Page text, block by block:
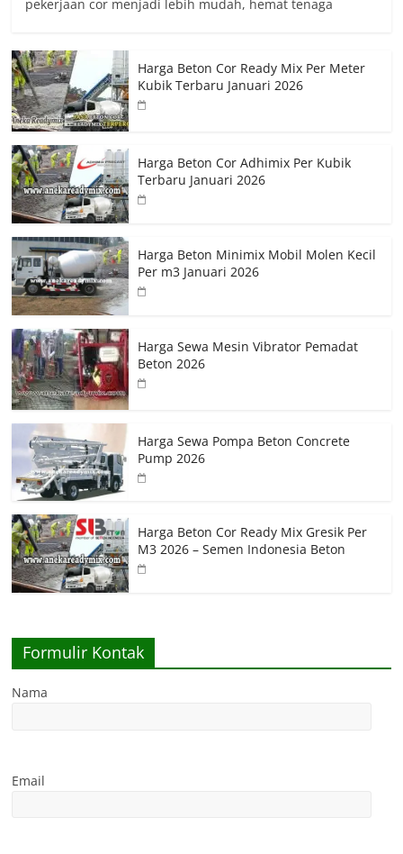
pekerjaan cor menjadi lebih mudah, hemat tenaga
Harga Beton Cor Ready Mix Per Meter
Kubik Terbaru Januari 2026
Harga Beton Cor Adhimix Per Kubik
Terbaru Januari 2026
Harga Beton Minimix Mobil Molen Kecil
Per m3 Januari 2026
Harga Sewa Mesin Vibrator Pemadat
Beton 2026
Harga Sewa Pompa Beton Concrete
Pump 2026
Harga Beton Cor Ready Mix Gresik Per
M3 2026 – Semen Indonesia Beton
Formulir Kontak
Nama
Email